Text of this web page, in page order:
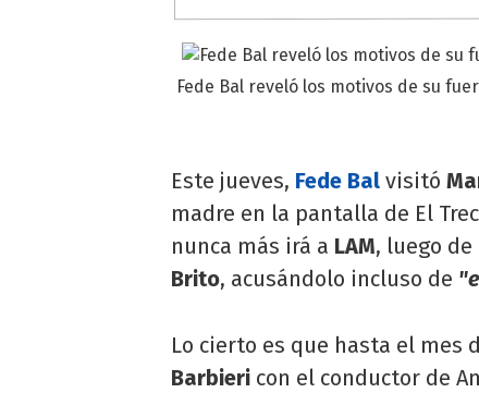
Fede Bal reveló los motivos de su
Este jueves, Fede Bal visitó
madre en la pantalla de El
nunca más irá a LAM, luego
Brito, acusándolo incluso de
Lo cierto es que hasta el mes
Barbieri con el conductor de